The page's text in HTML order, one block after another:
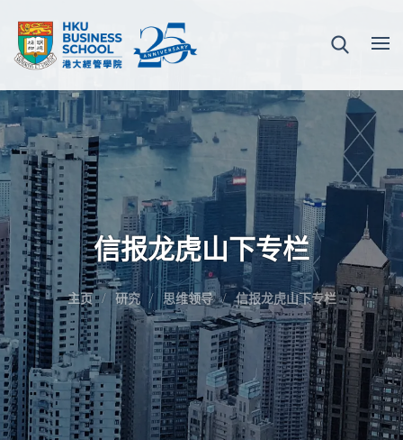
信报龙虎山下专栏
主页 研究 思维领导 信报龙虎山下专栏